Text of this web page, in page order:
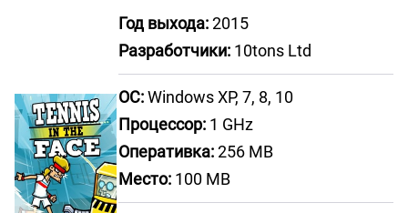
Год выхода:2015
Разработчики: 10tons Ltd
ОС:Windows XP, 7, 8, 10
Процессор: 1 GHz
Оперативка:256 MB
Место: 100 MB